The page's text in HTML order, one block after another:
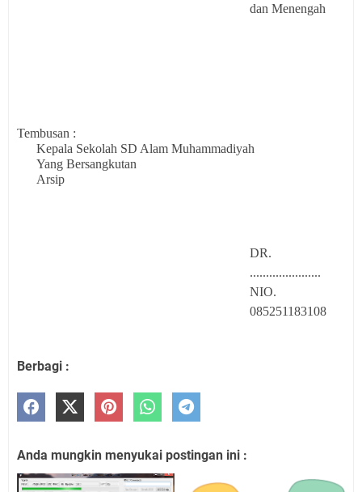
dan Menengah
Tembusan :
Kepala Sekolah SD Alam Muhammadiyah
Yang Bersangkutan
Arsip
DR.
......................
NIO.
085251183108
Berbagi :
Anda mungkin menyukai postingan ini :